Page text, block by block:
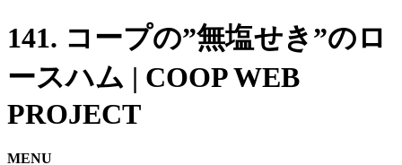
141. コープの”無塩せき”のロ
ースハム | COOP WEB
PROJECT
MENU